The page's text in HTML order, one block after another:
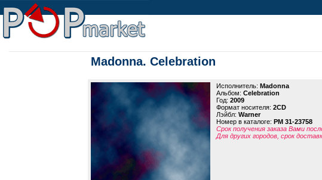
Madonna. Celebration
Исполнитель: Madonna
Альбом: Celebration
Год: 2009
Формат носителя: 2CD
Лэйбл: Warner
Номер в каталоге: PM 31-23758
Срок получения заказа Вами
Для других городов, срок